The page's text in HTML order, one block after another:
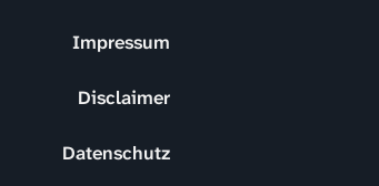
Impressum
Disclaimer
Datenschutz